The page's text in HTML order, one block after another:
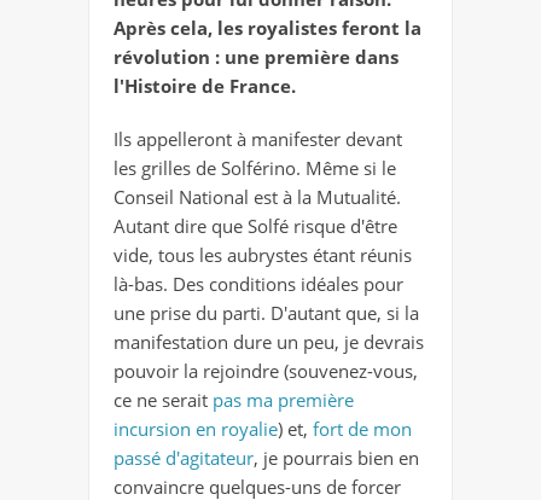
Après cela, les royalistes feront la
révolution : une première dans
l'Histoire de France.
Ils appelleront à manifester devant
les grilles de Solférino. Même si le
Conseil National est à la Mutualité.
Autant dire que Solfé risque d'être
vide, tous les aubrystes étant réunis
là-bas. Des conditions idéales pour
une prise du parti. D'autant que, si la
manifestation dure un peu, je devrais
pouvoir la rejoindre (souvenez-vous,
ce ne serait pas ma première
incursion en royalie) et, fort de mon
passé d'agitateur, je pourrais bien en
convaincre quelques-uns de forcer